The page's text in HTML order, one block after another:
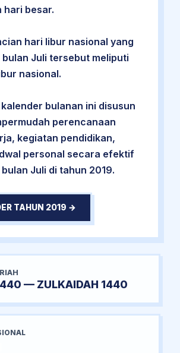
hari besar.
hari libur nasional yang
Juli tersebut meliputi
nasional.
bulanan ini disusun
perencanaan
kegiatan pendidikan,
personal secara efektif
Juli di tahun 2019.
TAHUN 2019 →
— ZULKAIDAH 1440